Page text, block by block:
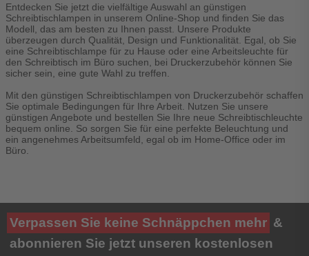
Entdecken Sie jetzt die vielfältige Auswahl an günstigen
Schreibtischlampen in unserem Online-Shop und finden Sie das
Modell, das am besten zu Ihnen passt. Unsere Produkte
überzeugen durch Qualität, Design und Funktionalität. Egal, ob Sie
eine Schreibtischlampe für zu Hause oder eine Arbeitsleuchte für
den Schreibtisch im Büro suchen, bei Druckerzubehör können Sie
sicher sein, eine gute Wahl zu treffen.
Mit den günstigen Schreibtischlampen von Druckerzubehör schaffen
Sie optimale Bedingungen für Ihre Arbeit. Nutzen Sie unsere
günstigen Angebote und bestellen Sie Ihre neue Schreibtischleuchte
bequem online. So sorgen Sie für eine perfekte Beleuchtung und
ein angenehmes Arbeitsumfeld, egal ob im Home-Office oder im
Büro.
Verpassen Sie keine Schnäppchen mehr &
abonnieren Sie jetzt unseren kostenlosen